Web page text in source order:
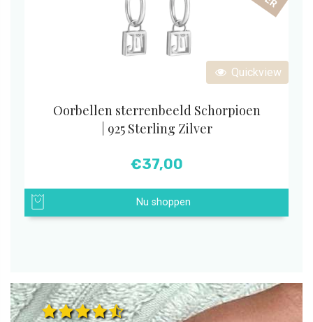
Quickview
Oorbellen sterrenbeeld Schorpioen
| 925 Sterling Zilver
€37,00
Nu shoppen